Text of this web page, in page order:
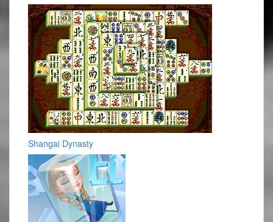
Shangai Dynasty